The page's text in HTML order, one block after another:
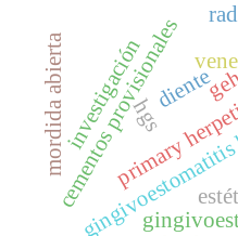
primary
hgs
cementos provisionales
investigación diente
mordida abierta